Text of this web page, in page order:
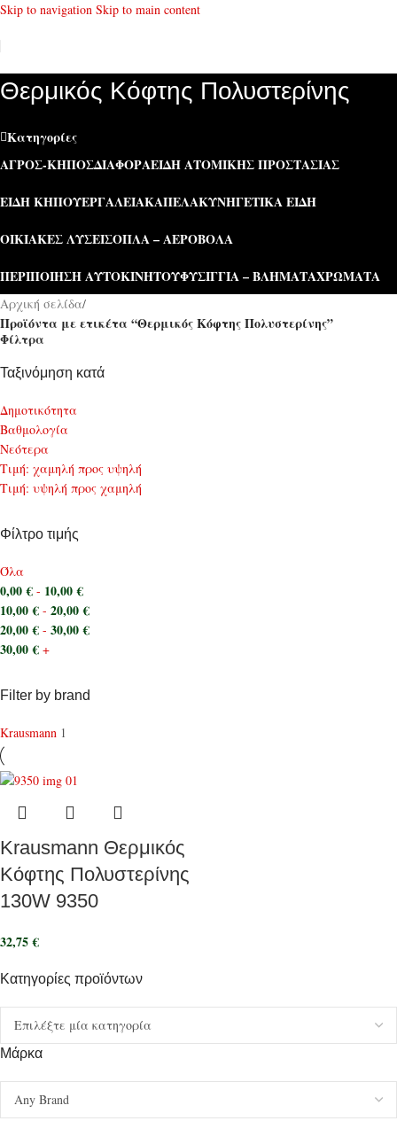
Skip to navigation Skip to main content
Θερμικός Κόφτης Πολυστερίνης
Κατηγορίες
ΑΓΡΌΣ-ΚΉΠΟΣΔΙΆΦΟΡΑΕΊΔΗ ΑΤΟΜΙΚΉΣ ΠΡΟΣΤΑΣΊΑΣ
ΕΊΔΗ ΚΉΠΟΥΕΡΓΑΛΕΊΑΚΑΠΕΛΑΚΥΝΗΓΕΤΙΚΆ ΕΊΔΗ
ΟΙΚΙΑΚΈΣ ΛΎΣΕΙΣΌΠΛΑ – ΑΕΡΟΒΌΛΑ
ΠΕΡΙΠΟΊΗΣΗ ΑΥΤΟΚΙΝΉΤΟΥΦΥΣΊΓΓΙΑ – ΒΛΉΜΑΤΑΧΡΏΜΑΤΑ
Κατηγορίες προϊόντων
Μάρκα
Αρχική σελίδα/
Προϊόντα με ετικέτα “Θερμικός Κόφτης Πολυστερίνης”
Φίλτρα
Ταξινόμηση κατά
Δημοτικότητα
Bαθμολογία
Νεότερα
Τιμή: χαμηλή προς υψηλή
Τιμή: υψηλή προς χαμηλή
Φίλτρο τιμής
Όλα
0,00€ - 10,00€
10,00€ - 20,00€
20,00€ - 30,00€
30,00€ +
Filter by brand
Krausmann 1
Krausmann Θερμικός
Κόφτης Πολυστερίνης
130W 9350
32,75€